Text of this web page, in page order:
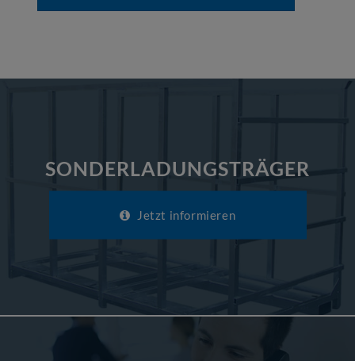
SONDERLADUNGSTRÄGER
Jetzt informieren